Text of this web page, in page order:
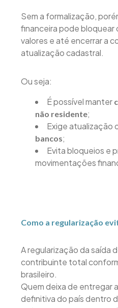
Sem a formalização,
financeira pode
valores e até encerrar a
atualização cadastral.
Ou seja:
É possível manter
não residente;
Exige atualização
bancos;
Evita bloqueios e
movimentações
Como a regularização
A regularização da saída
contribuinte total
brasileiro.
Quem deixa de entregar
definitiva do país dentro